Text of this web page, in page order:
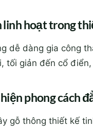
linh hoạt trong
dễ dàng gia công
tối giản đến cổ
phong cách
gỗ thông thiết kế